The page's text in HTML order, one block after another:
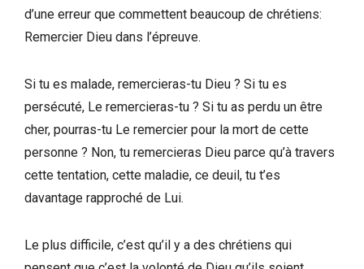
d’une erreur que commettent beaucoup de chrétiens:
Remercier Dieu dans l’épreuve.
Si tu es malade, remercieras-tu Dieu ? Si tu es
persécuté, Le remercieras-tu ? Si tu as perdu un être
cher, pourras-tu Le remercier pour la mort de cette
personne ? Non, tu remercieras Dieu parce qu’à travers
cette tentation, cette maladie, ce deuil, tu t’es
davantage rapproché de Lui.
Le plus difficile, c’est qu’il y a des chrétiens qui